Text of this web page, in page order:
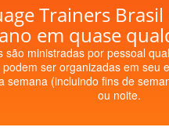
Trainers
em quase
são ministradas por pessoal
ser organizadas em seu
semana (incluindo fins de
ou noite.